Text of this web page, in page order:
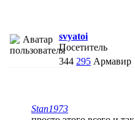
svyatoi
Посетитель
344 295 Армавир
Stan1973